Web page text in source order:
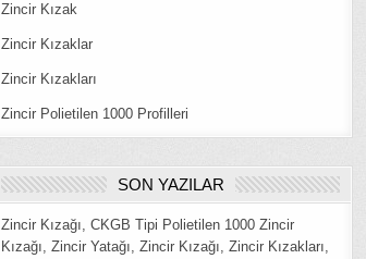
Zincir Kızak
Zincir Kızaklar
Zincir Kızakları
Zincir Polietilen 1000 Profilleri
SON YAZILAR
Zincir Kızağı, CKGB Tipi Polietilen 1000 Zincir
Kızağı, Zincir Yatağı, Zincir Kızağı, Zincir Kızakları,